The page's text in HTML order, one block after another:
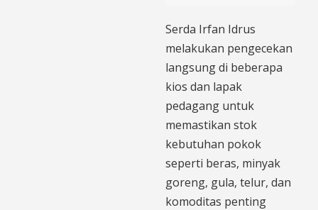
​Serda Irfan Idrus
melakukan pengecekan
langsung di beberapa
kios dan lapak
pedagang untuk
memastikan stok
kebutuhan pokok
seperti beras, minyak
goreng, gula, telur, dan
komoditas penting